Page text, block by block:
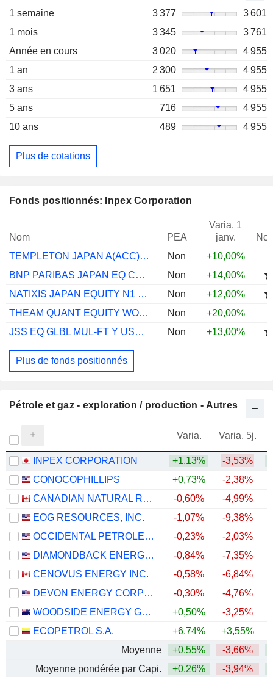
1 semaine 3 377
3 601
1 mois
3 345
3 761
Année en cours
3 020
4 955
1 an
2 300
4 955
3 ans
1 651
4 955
5 ans
716
4 955
10 ans
489 4 955
Plus de cotations
Fonds positionnés: Inpex Corporation
Nom PEA
Varia. 1
janv.
TEMPLETON JAPAN A(ACC)JPY
Non
+10,00%
BNP PARIBAS JAPAN EQ CL CAP
Non
+14,00%
NATIXIS JAPAN EQUITY N1 (C) EUR
Non
+12,00%
THEAM QUANT EQUITY WORLD GURU C EUR ACC
Non
+20,00%
JSS EQ GLBL MUL-FT Y USD ACC
Non +13,00%
Plus de fonds positionnés
Pétrole et gaz - exploration / production - Autres
Varia. Varia. 5j.
INPEX CORPORATION +1,13% -3,53%
CONOCOPHILLIPS
+0,73% -2,38%
CANADIAN NATURAL RESOURCES LIMITED
-0,60% -4,99%
EOG RESOURCES, INC.
-1,07% -9,38%
OCCIDENTAL PETROLEUM CORPORATION
-0,23% -2,03%
DIAMONDBACK ENERGY, INC.
-0,84% -7,35%
CENOVUS ENERGY INC.
-0,58% -6,84%
DEVON ENERGY CORPORATION
-0,30% -4,76%
WOODSIDE ENERGY GROUP LTD
+0,50% -3,25%
ECOPETROL S.A.
+6,74% +3,55%
Moyenne
+0,55% -3,66%
Moyenne pondérée par Capi.
+0,26% -3,94%